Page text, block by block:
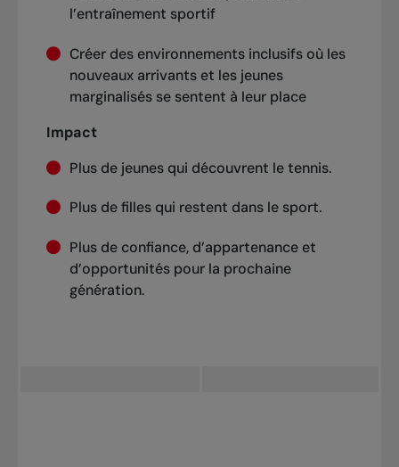
l’entraînement sportif
Créer des environnements inclusifs où les
nouveaux arrivants et les jeunes
marginalisés se sentent à leur place
Impact
Plus de jeunes qui découvrent le tennis.
Plus de filles qui restent dans le sport.
Plus de confiance, d’appartenance et
d’opportunités pour la prochaine
génération.